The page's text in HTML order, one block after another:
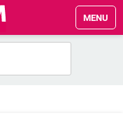
MENU